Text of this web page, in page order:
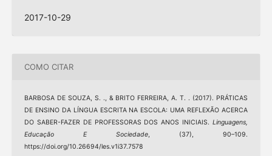
2017-10-29
COMO CITAR
BARBOSA DE SOUZA, S. ., & BRITO FERREIRA, A. T. . (2017). PRÁTICAS
DE ENSINO DA LÍNGUA ESCRITA NA ESCOLA: UMA REFLEXÃO ACERCA
DO SABER-FAZER DE PROFESSORAS DOS ANOS INICIAIS.Linguagens,
Educação E Sociedade, (37), 90–109.
https://doi.org/10.26694/les.v1i37.7578